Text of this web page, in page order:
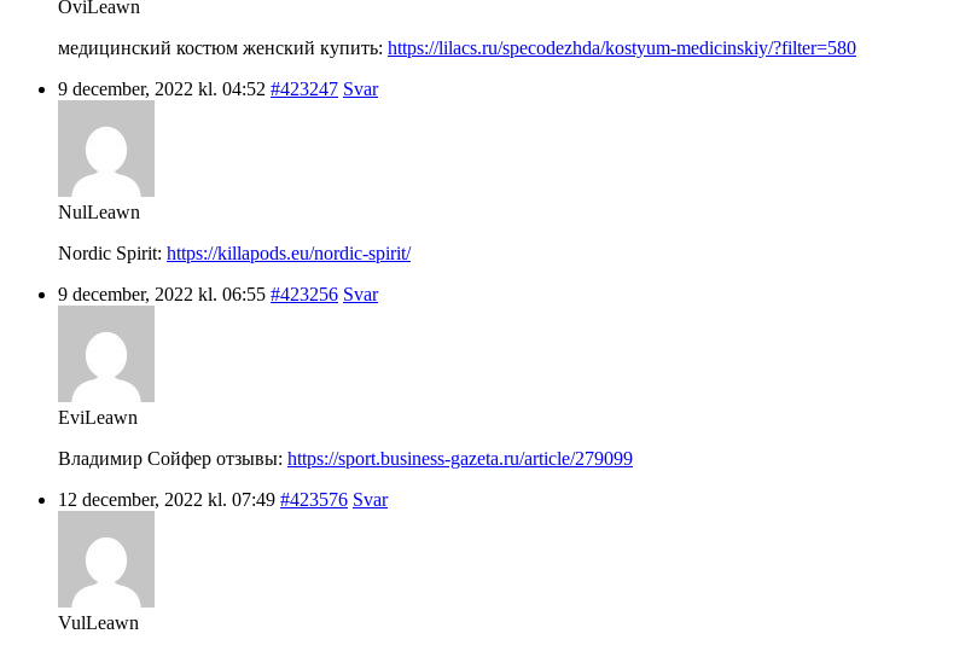
OviLeawn
медицинский костюм женский купить: https://lilacs.ru/specodezhda/kostyum-medicinskiy/?filter=580
9 december, 2022 kl. 04:52 #423247 Svar
NulLeawn
Nordic Spirit: https://killapods.eu/nordic-spirit/
9 december, 2022 kl. 06:55 #423256 Svar
EviLeawn
Владимир Сойфер отзывы: https://sport.business-gazeta.ru/article/279099
12 december, 2022 kl. 07:49 #423576 Svar
VulLeawn